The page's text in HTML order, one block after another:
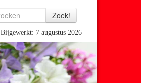
Bijgewerkt: 7 augustus 2026